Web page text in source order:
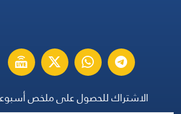
الاشتراك للحصول على ملخص